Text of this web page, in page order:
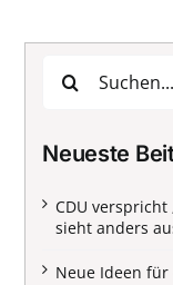
nach:
Neueste
CDU verspricht
sieht anders
Neue Ideen